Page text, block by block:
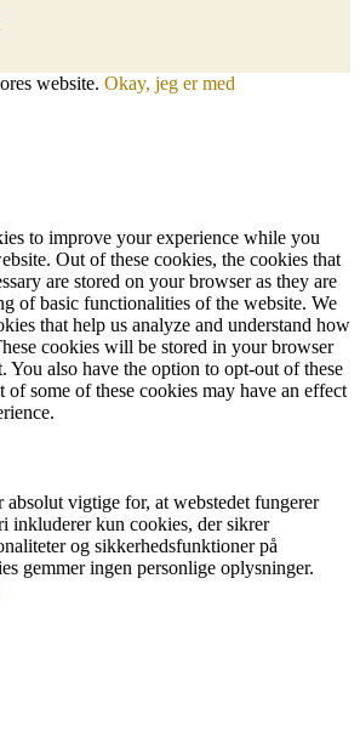
website. Okay, jeg er med
to improve your experience while you
Out of these cookies, the cookies that
are stored on your browser as they are
of basic functionalities of the website. We
that help us analyze and understand how
cookies will be stored in your browser
You also have the option to opt-out of these
some of these cookies may have an effect
vigtige for, at webstedet fungerer
inkluderer kun cookies, der sikrer
og sikkerhedsfunktioner på
gemmer ingen personlige oplysninger.